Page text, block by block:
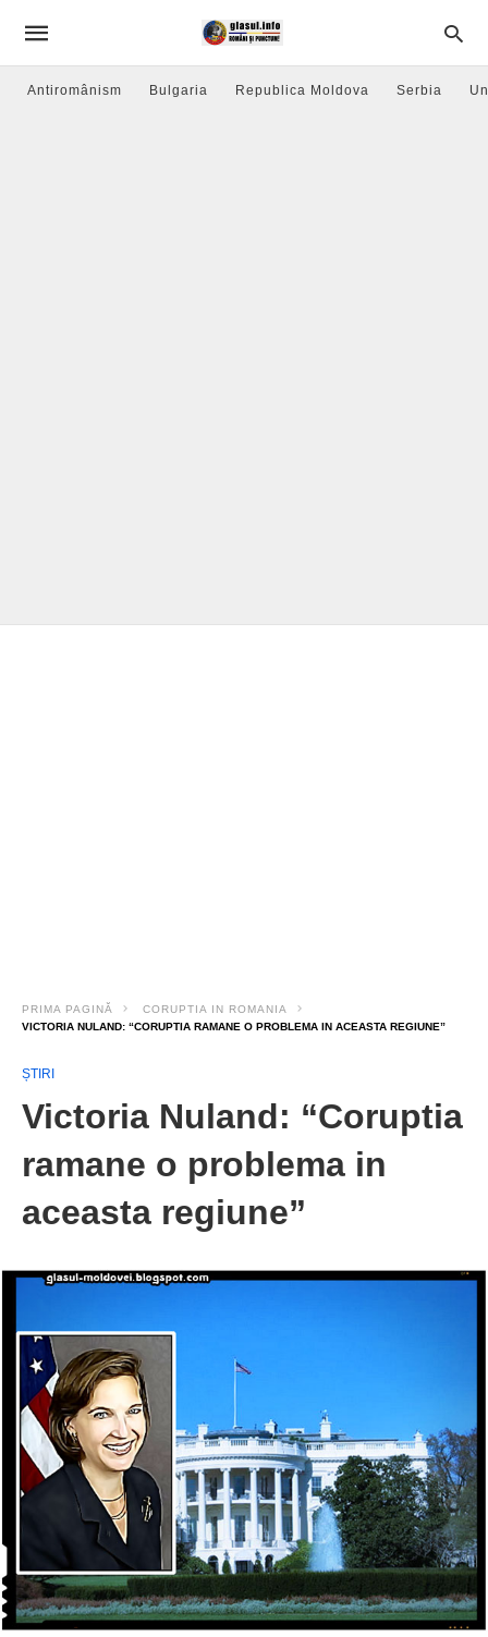
Antiromânism Bulgaria Republica Moldova Serbia
PRIMA PAGINĂ
CORUPTIA IN ROMANIA
VICTORIA NULAND: “CORUPTIA‬ RAMANE O PROBLEMA IN ACEASTA REGIUNE”
ȘTIRI
Victoria Nuland: “Coruptia‬
ramane o problema in
aceasta regiune”